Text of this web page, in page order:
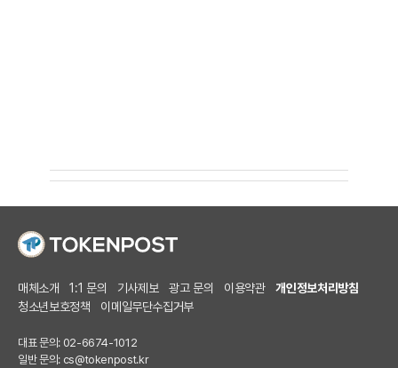
매체소개 1:1 문의 기사제보 광고 문의 이용약관
개인정보처리방침
청소년보호정책
이메일무단수집거부
대표 문의: 02-6674-1012
일반 문의: cs@tokenpost.kr